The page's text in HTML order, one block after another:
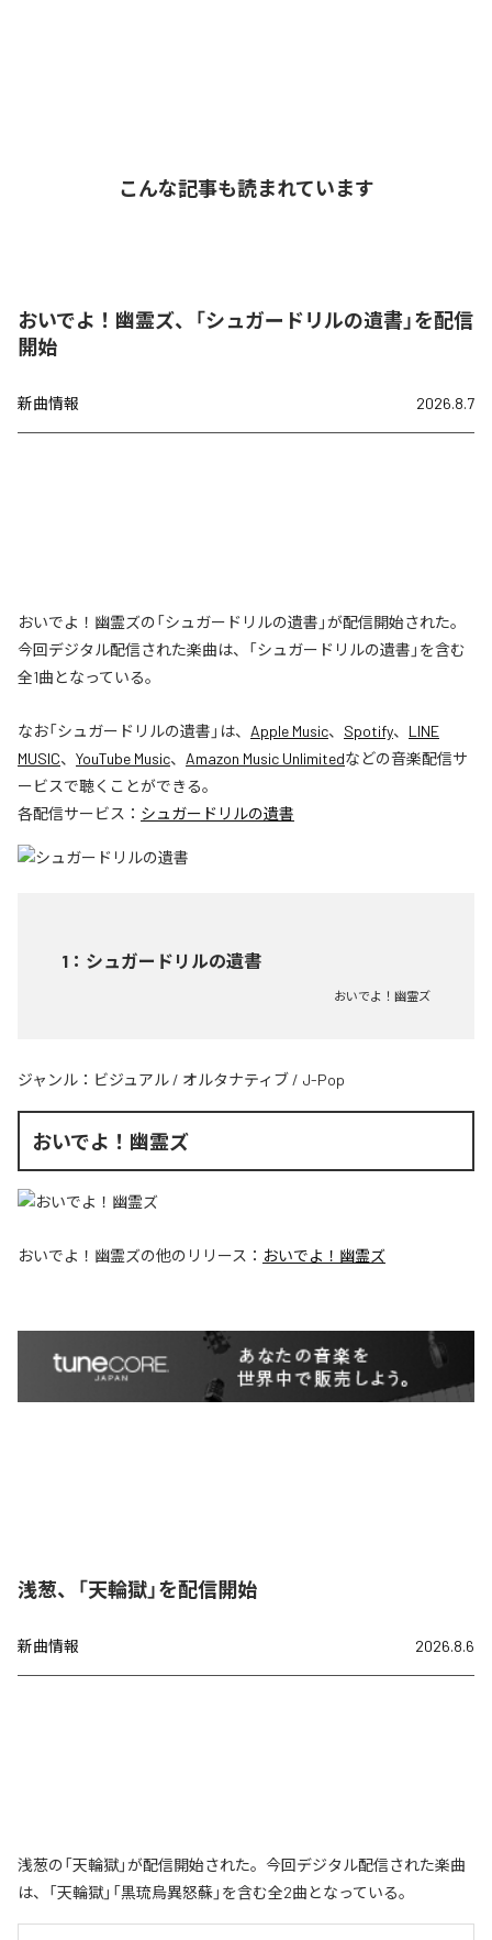
こんな記事も読まれています
おいでよ！幽霊ズ、「シュガードリルの遺書」を配信
開始
新曲情報 2026.8.7
おいでよ！幽霊ズの「シュガードリルの遺書」が配信開始された。
今回デジタル配信された楽曲は、「シュガードリルの遺書」を含む
全1曲となっている。
なお「シュガードリルの遺書 」は、 Apple Music、 Spotify、 LINE
MUSIC、 YouTube Music、 Amazon Music Unlimitedなどの音楽配信サ
ービスで聴くことができる。
各配信サービス： シュガードリルの遺書
1 ： シュガードリルの遺書
おいでよ！幽霊ズ
ジャンル： ビジュアル / オルタナティブ / J-Pop
おいでよ！幽霊ズ
おいでよ！幽霊ズの他のリリース： おいでよ！幽霊ズ
浅葱、「天輪獄」を配信開始
新曲情報 2026.8.6
浅葱の「天輪獄」が配信開始された。今回デジタル配信された楽曲
は、「天輪獄」「黒琉烏異怒蘇」を含む全2曲となっている。